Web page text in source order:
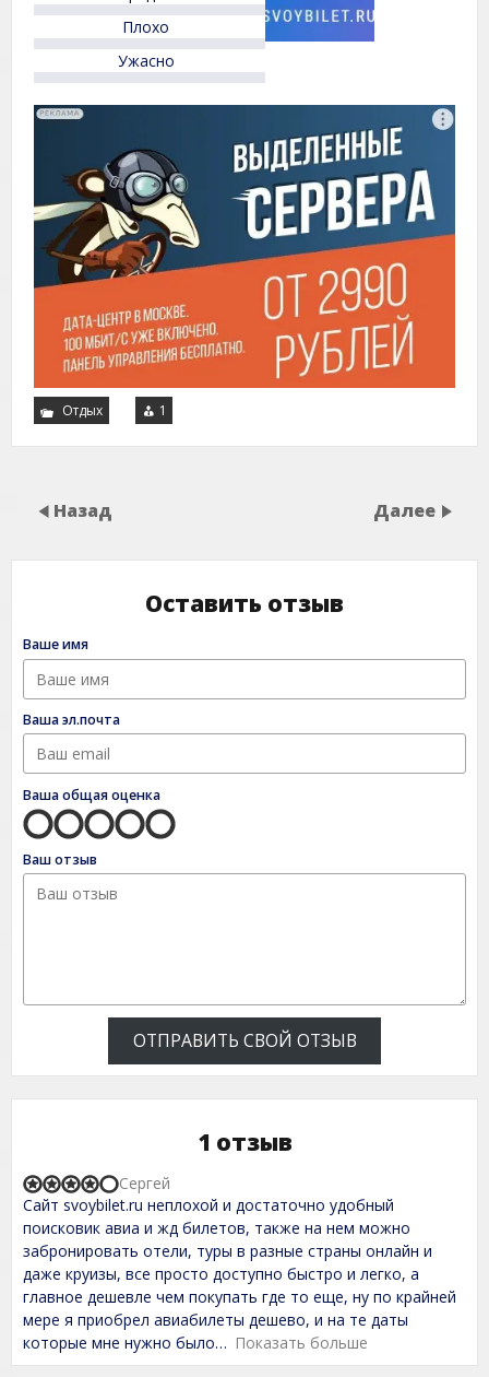
Плохо
Ужасно
Отдых 1
Назад Далее
Оставить отзыв
Ваше имя
Ваша эл.почта
Ваша общая оценка
Ваш отзыв
ОТПРАВИТЬ СВОЙ ОТЗЫВ
1 отзыв
R
a
t
d
4
,
0
o
u
t
Сайт svoybilet.ru неплохой и достаточно удобный
поисковик авиа и жд билетов, также на нем можно
забронировать отели, туры в разные страны онлайн и
даже круизы, все просто доступно быстро и легко, а
главное дешевле чем покупать где то еще, ну по крайней
мере я приобрел авиабилеты дешево, и на те даты
которые мне нужно было
Показать больше
Сергей